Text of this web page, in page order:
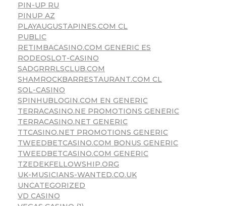
PIN-UP RU
PINUP AZ
PLAYAUGUSTAPINES.COM CL
PUBLIC
RETIMBACASINO.COM GENERIC ES
RODEOSLOT-CASINO
SADGRRRLSCLUB.COM
SHAMROCKBARRESTAURANT.COM CL
SOL-CASINO
SPINHUBLOGIN.COM EN GENERIC
TERRACASINO.NE PROMOTIONS GENERIC
TERRACASINO.NET GENERIC
TTCASINO.NET PROMOTIONS GENERIC
TWEEDBETCASINO.COM BONUS GENERIC
TWEEDBETCASINO.COM GENERIC
TZEDEKFELLOWSHIP.ORG
UK-MUSICIANS-WANTED.CO.UK
UNCATEGORIZED
VD CASINO